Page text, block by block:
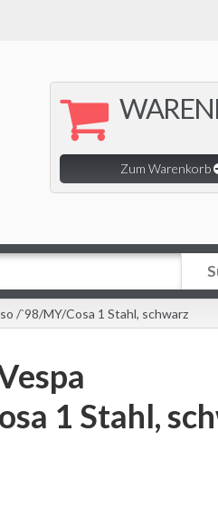
Zum Warenkorb
/`98/MY/Cosa 1 Stahl, schwarz
1 Stahl,